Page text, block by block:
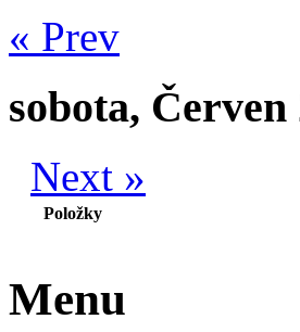
« Prev
sobota, Červen
Next »
Položky
Menu